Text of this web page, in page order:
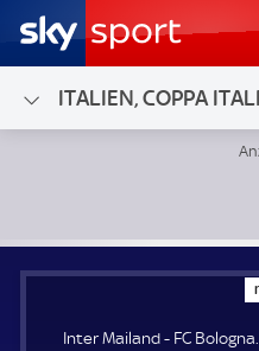
ITALIEN, COPPA
Inter Mailand - FC